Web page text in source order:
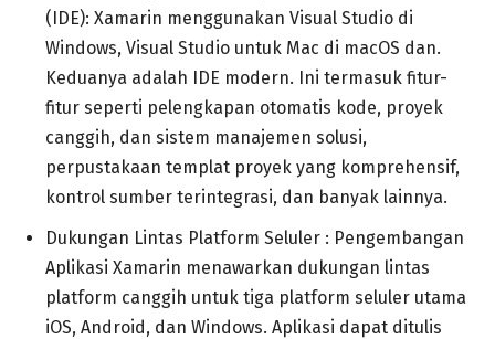
(IDE): Xamarin menggunakan Visual Studio di
Windows, Visual Studio untuk Mac di macOS dan.
Keduanya adalah IDE modern. Ini termasuk fitur-
fitur seperti pelengkapan otomatis kode, proyek
canggih, dan sistem manajemen solusi,
perpustakaan templat proyek yang komprehensif,
kontrol sumber terintegrasi, dan banyak lainnya.
Dukungan Lintas Platform Seluler : Pengembangan
Aplikasi Xamarin menawarkan dukungan lintas
platform canggih untuk tiga platform seluler utama
iOS, Android, dan Windows. Aplikasi dapat ditulis